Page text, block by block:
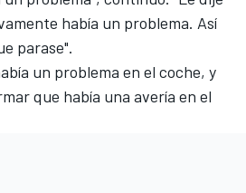
había un problema. Así
parase".
un problema en el coche, y
que había una avería en el